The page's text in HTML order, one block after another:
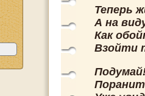
Теперь
А на
Как
Взойти